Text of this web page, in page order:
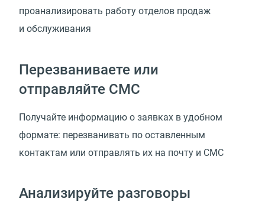
проанализировать работу отделов продаж
и обслуживания
Перезваниваете или
отправляйте СМС
Получайте информацию о заявках в удобном
формате: перезванивать по оставленным
контактам или отправлять их на почту и СМС
Анализируйте разговоры